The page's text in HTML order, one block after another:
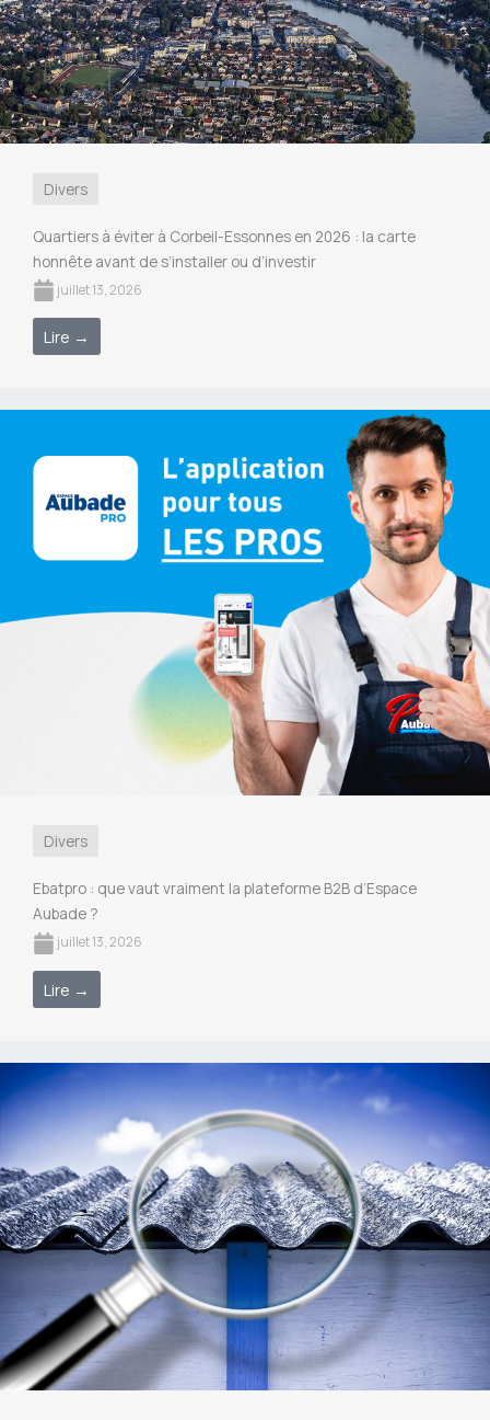
Divers
Quartiers à éviter à Corbeil-Essonnes en 2026 : la carte
honnête avant de s’installer ou d’investir
juillet 13, 2026
Lire →
Divers
Ebatpro : que vaut vraiment la plateforme B2B d’Espace
Aubade ?
juillet 13, 2026
Lire →